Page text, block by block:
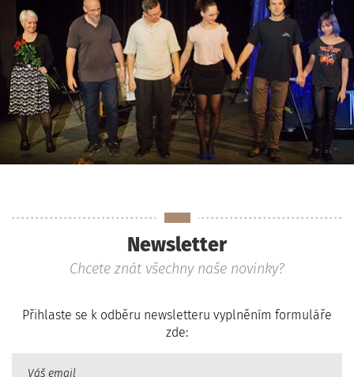
Newsletter
Chcete znát všechny naše novinky?
Přihlaste se k odběru newsletteru vyplněním formuláře
zde: